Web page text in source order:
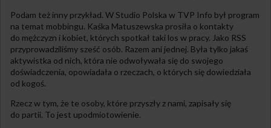
Podam też inny przykład. W Studio Polska w TVP Info był program
na temat mobbingu. Kaśka Matuszewska prosiła o kontakty
do mężczyzn i kobiet, których spotkał taki los w pracy. Jako RSS
przyprowadziliśmy sześć osób. Razem ani jednej. Była tylko jakaś
aktywistka od nich, która nie odwoływała się do swojego
doświadczenia, opowiadała o rzeczach, o których się dowiedziała
od kogoś.
Rzecz w tym, że te osoby, które przyszły z nami, zapisały się
do partii. To jest upodmiotowienie.